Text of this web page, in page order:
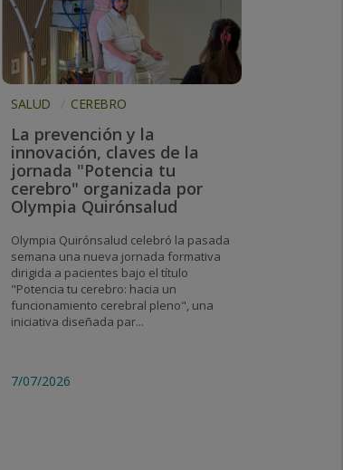
SALUD CEREBRO
La prevención y la
innovación, claves de la
jornada "Potencia tu
cerebro" organizada por
Olympia Quirónsalud
Olympia Quirónsalud celebró la pasada
semana una nueva jornada formativa
dirigida a pacientes bajo el título
"Potencia tu cerebro: hacia un
funcionamiento cerebral pleno", una
iniciativa diseñada par...
7/07/2026